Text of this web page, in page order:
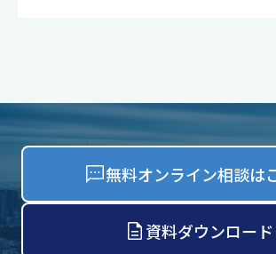
無料オンライン相談は
資料ダウンロード